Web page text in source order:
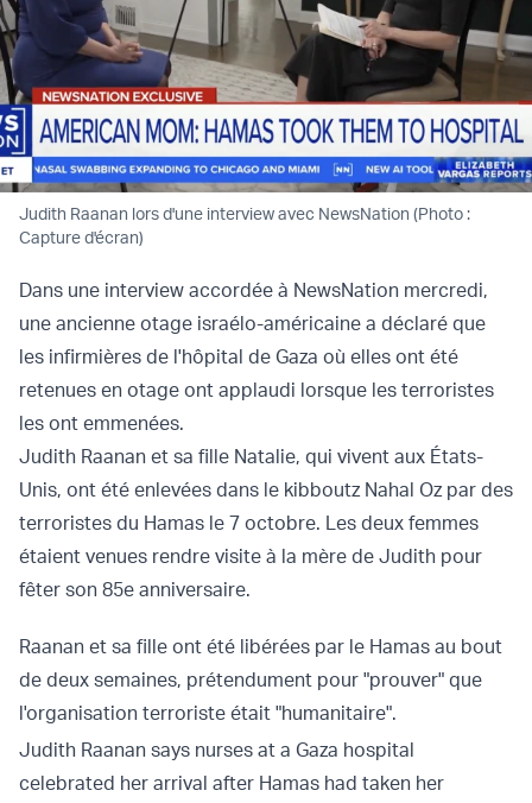
Judith Raanan lors d'une interview avec NewsNation (Photo :
Capture d'écran)
Dans une interview accordée à NewsNation mercredi,
une ancienne otage israélo-américaine a déclaré que
les infirmières de l'hôpital de Gaza où elles ont été
retenues en otage ont applaudi lorsque les terroristes
les ont emmenées.
Judith Raanan et sa fille Natalie, qui vivent aux États-
Unis, ont été enlevées dans le kibboutz Nahal Oz par des
terroristes du Hamas le 7 octobre. Les deux femmes
étaient venues rendre visite à la mère de Judith pour
fêter son 85e anniversaire.
Raanan et sa fille ont été libérées par le Hamas au bout
de deux semaines, prétendument pour "prouver" que
l'organisation terroriste était "humanitaire".
Judith Raanan says nurses at a Gaza hospital
celebrated her arrival after Hamas had taken her